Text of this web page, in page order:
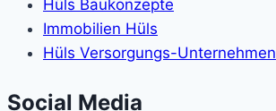
Hüls Baukonzepte
Immobilien Hüls
Hüls Versorgungs-Unternehmen
Social Media